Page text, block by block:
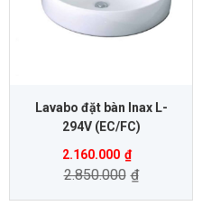
Lavabo đặt bàn Inax L-
294V (EC/FC)
2.160.000 ₫
2.850.000 ₫